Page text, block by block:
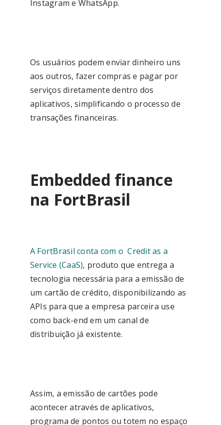
Instagram e WhatsApp.
Os usuários podem enviar dinheiro uns
aos outros, fazer compras e pagar por
serviços diretamente dentro dos
aplicativos, simplificando o processo de
transações financeiras.
Embedded finance
na FortBrasil
A FortBrasil conta com o Credit as a
Service (CaaS), produto que entrega a
tecnologia necessária para a emissão de
um cartão de crédito, disponibilizando as
APIs para que a empresa parceira use
como back-end em um canal de
distribuição já existente.
Assim, a emissão de cartões pode
acontecer através de aplicativos,
programa de pontos ou totem no espaço